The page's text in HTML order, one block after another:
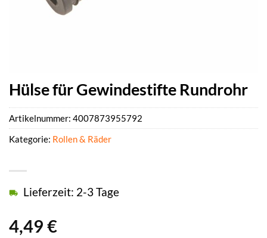
Hülse für Gewindestifte Rundrohr
4,49 €
Lieferzeit: 2-3 Tage
Artikelnummer: 4007873955792
Kategorie: Rollen & Räder